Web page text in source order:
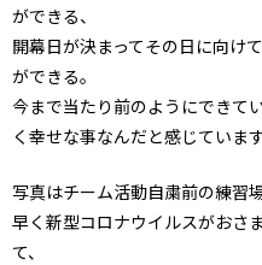
ができる、
開幕日が決まってその日に向け
ができる。
今まで当たり前のようにできて
く幸せな事なんだと感じていま
写真はチーム活動自粛前の練習
早く新型コロナウイルスがおさ
て、